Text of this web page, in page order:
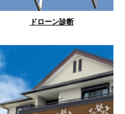
ドローン診断